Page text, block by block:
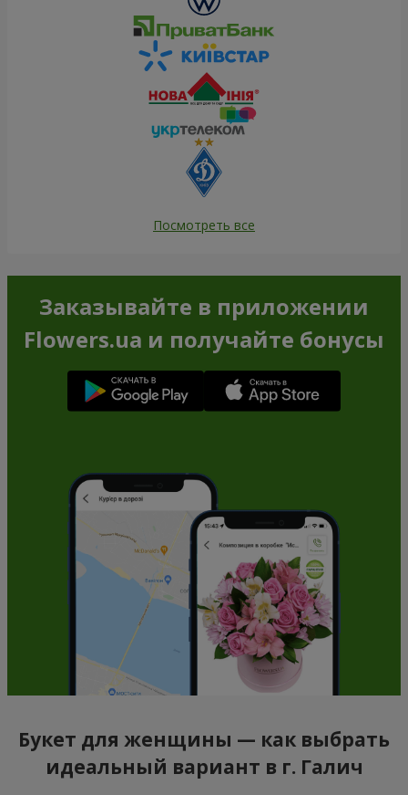
Посмотреть все
Заказывайте в приложении
Flowers.ua и получайте бонусы
Букет для женщины — как выбрать
идеальный вариант в г. Галич